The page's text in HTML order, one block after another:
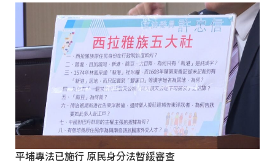
平埔專法已施行 原民身分法暫緩審查